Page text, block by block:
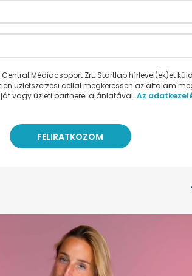
Médiacsoport Zrt. Startlap hírlevel(ek)et
üzletszerzési céllal megkeressen az általam
vagy üzleti partnerei ajánlatával. Az